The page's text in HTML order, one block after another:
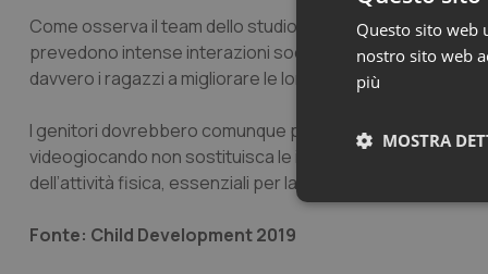
Come osserva il team dello studio, questi giochi
prevedono intense interazioni sociali con amici della vita
davvero i ragazzi a migliorare le loro abilità cognitive,
I genitori dovrebbero comunque porre limiti coerenti al
videogiocando non sostituisca le interazioni, la
dell’attività fisica, essenziali per la salute di un bambino”.
Fonte: Child Development 2019
Questo sito web
nostro sito web
più
MOSTRA